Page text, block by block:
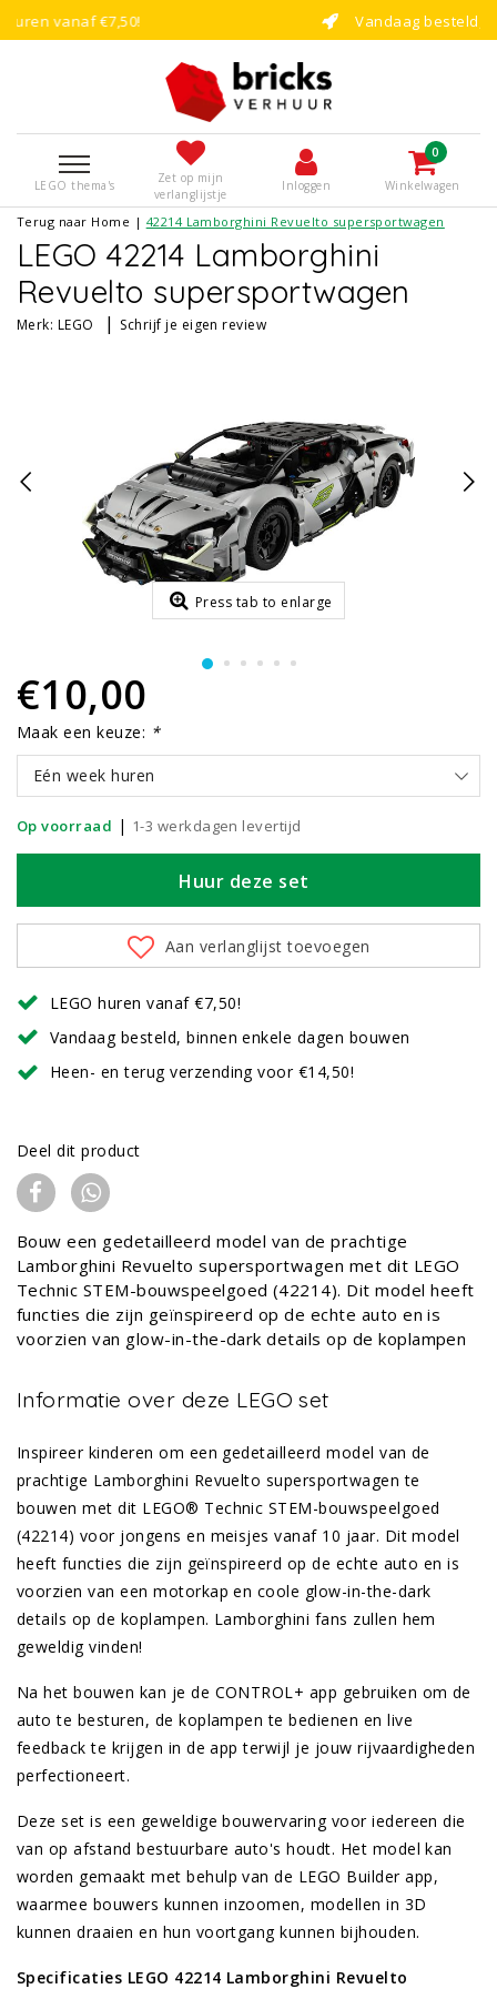
Vandaag besteld, binnen enkele dagen
LEGO thema's
Zet op mijn
verlanglijstje
Inloggen
0
Winkelwagen
Terug naar Home | 42214 Lamborghini Revuelto supersportwagen
LEGO 42214 Lamborghini
Revuelto supersportwagen
Merk: LEGO | Schrijf je eigen review
Press tab to enlarge
€10,00
Maak een keuze: *
Eén week huren
Op voorraad | 1-3 werkdagen levertijd
Huur deze set
Aan verlanglijst toevoegen
LEGO huren vanaf €7,50!
Vandaag besteld, binnen enkele dagen bouwen
Heen- en terug verzending voor €14,50!
Deel dit product
Bouw een gedetailleerd model van de prachtige
Lamborghini Revuelto supersportwagen met dit LEGO
Technic STEM-bouwspeelgoed (42214). Dit model heeft
functies die zijn geïnspireerd op de echte auto en is
voorzien van glow-in-the-dark details op de koplampen
Informatie over deze LEGO set
Inspireer kinderen om een gedetailleerd model van de
prachtige Lamborghini Revuelto supersportwagen te
bouwen met dit LEGO® Technic STEM-bouwspeelgoed
(42214) voor jongens en meisjes vanaf 10 jaar. Dit model
heeft functies die zijn geïnspireerd op de echte auto en is
voorzien van een motorkap en coole glow-in-the-dark
details op de koplampen. Lamborghini fans zullen hem
geweldig vinden!
Na het bouwen kan je de CONTROL+ app gebruiken om de
auto te besturen, de koplampen te bedienen en live
feedback te krijgen in de app terwijl je jouw rijvaardigheden
perfectioneert.
Deze set is een geweldige bouwervaring voor iedereen die
van op afstand bestuurbare auto's houdt. Het model kan
worden gemaakt met behulp van de LEGO Builder app,
waarmee bouwers kunnen inzoomen, modellen in 3D
kunnen draaien en hun voortgang kunnen bijhouden.
Specificaties LEGO 42214 Lamborghini Revuelto